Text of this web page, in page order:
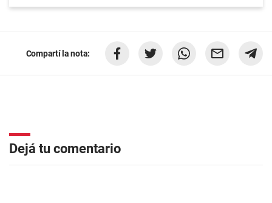
Compartí la nota:
Dejá tu comentario